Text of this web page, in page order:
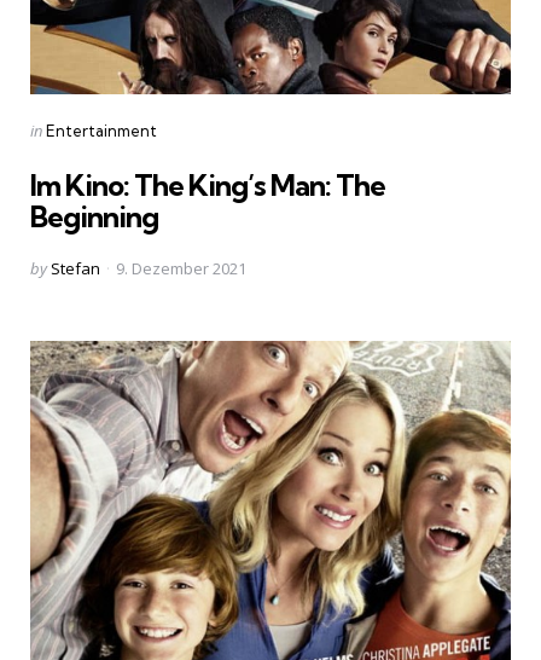
Categories
Posted
inEntertainment
Im Kino: The King’s Man: The
Beginning
Posted
by Stefan 9. Dezember 2021